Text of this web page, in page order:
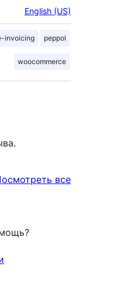
English (US)
invoicing peppol
woocommerce
всеотзывы